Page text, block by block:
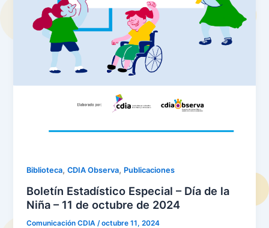
Biblioteca,CDIA Observa, Publicaciones
Boletín Estadístico Especial – Día de la
Niña – 11 de octubre de 2024
Comunicación CDIA /octubre 11, 2024